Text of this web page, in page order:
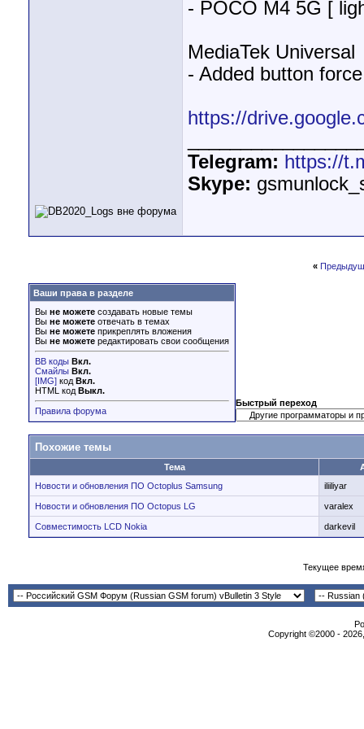
- POCO M4 5G [
MediaTek Universal
- Added button
https://
Telegram: https://
Skype:
«
Ваши права в разделе
Вы не можете создавать новые темы
Вы не можете отвечать в темах
Вы не можете прикреплять вложения
Вы не можете редактировать свои сообщения
BB коды Вкл.
Смайлы Вкл.
[IMG] код Вкл.
HTML код Выкл.
Правила форума
Быстрый переход
Похожие темы
Тема
Новости и обновления ПО Octoplus Samsung
iliiliyar
Новости и обновления ПО Octopus LG varalex
Совместимость LCD Nokia darkevil
Текущее
Copyright ©2000 -